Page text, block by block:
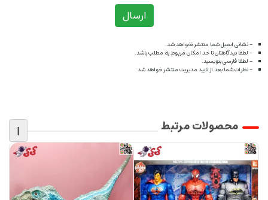
ارسال
- نشانی ایمیل شما منتشر نخواهد شد.
- لطفا دیدگاهتان تا حد امکان مربوط به مطلب باشد.
- لطفا فارسی بنویسید.
- نظرات شما بعد از تایید مدیریت منتشر خواهد شد
محصولات مرتبط |